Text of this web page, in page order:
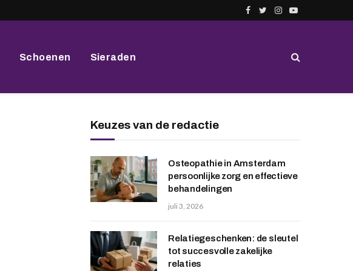
Facebook
TwitterInstagram
YouTube
Schoenen Sieraden
Keuzes van de redactie
Osteopathie in Amsterdam
persoonlijke zorg en effectieve
behandelingen
juli 3, 2026
Relatiegeschenken: de sleutel
tot succesvolle zakelijke
relaties